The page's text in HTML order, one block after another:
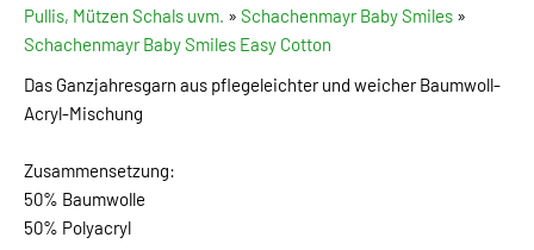
Pullis, Mützen Schals uvm. » Schachenmayr Baby Smiles »
Schachenmayr Baby Smiles Easy Cotton
Das Ganzjahresgarn aus pflegeleichter und weicher Baumwoll-
Acryl-Mischung
Zusammensetzung:
50% Baumwolle
50% Polyacryl